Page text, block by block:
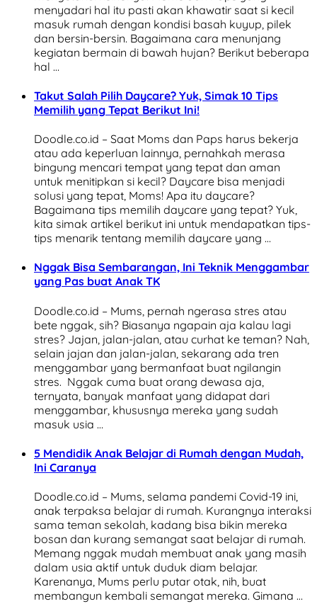
menyadari hal itu pasti akan khawatir saat si kecil
masuk rumah dengan kondisi basah kuyup, pilek
dan bersin-bersin. Bagaimana cara menunjang
kegiatan bermain di bawah hujan? Berikut beberapa
hal …
Takut Salah Pilih Daycare? Yuk, Simak 10 Tips
Memilih yang Tepat Berikut Ini!
Doodle.co.id – Saat Moms dan Paps harus bekerja
atau ada keperluan lainnya, pernahkah merasa
bingung mencari tempat yang tepat dan aman
untuk menitipkan si kecil? Daycare bisa menjadi
solusi yang tepat, Moms! Apa itu daycare?
Bagaimana tips memilih daycare yang tepat? Yuk,
kita simak artikel berikut ini untuk mendapatkan tips-
tips menarik tentang memilih daycare yang …
Nggak Bisa Sembarangan, Ini Teknik Menggambar
yang Pas buat Anak TK
Doodle.co.id – Mums, pernah ngerasa stres atau
bete nggak, sih? Biasanya ngapain aja kalau lagi
stres? Jajan, jalan-jalan, atau curhat ke teman? Nah,
selain jajan dan jalan-jalan, sekarang ada tren
menggambar yang bermanfaat buat ngilangin
stres. Nggak cuma buat orang dewasa aja,
ternyata, banyak manfaat yang didapat dari
menggambar, khususnya mereka yang sudah
masuk usia …
5 Mendidik Anak Belajar di Rumah dengan Mudah,
Ini Caranya
Doodle.co.id – Mums, selama pandemi Covid-19 ini,
anak terpaksa belajar di rumah. Kurangnya interaksi
sama teman sekolah, kadang bisa bikin mereka
bosan dan kurang semangat saat belajar di rumah.
Memang nggak mudah membuat anak yang masih
dalam usia aktif untuk duduk diam belajar.
Karenanya, Mums perlu putar otak, nih, buat
membangun kembali semangat mereka. Gimana …